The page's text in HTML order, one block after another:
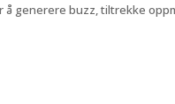
generere buzz, tiltrekke